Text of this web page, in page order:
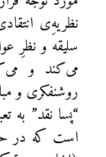
سلیقه و نظرِ
می‌کند و
روشنفکری و
“پسا نقد” به
است که در